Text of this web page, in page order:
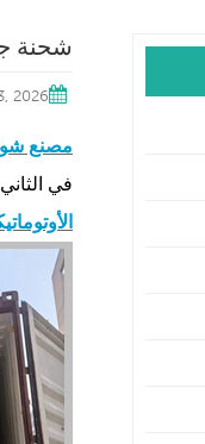
شحنة
2026
مصنع
في